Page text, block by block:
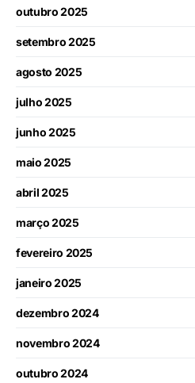
outubro 2025
setembro 2025
agosto 2025
julho 2025
junho 2025
maio 2025
abril 2025
março 2025
fevereiro 2025
janeiro 2025
dezembro 2024
novembro 2024
outubro 2024